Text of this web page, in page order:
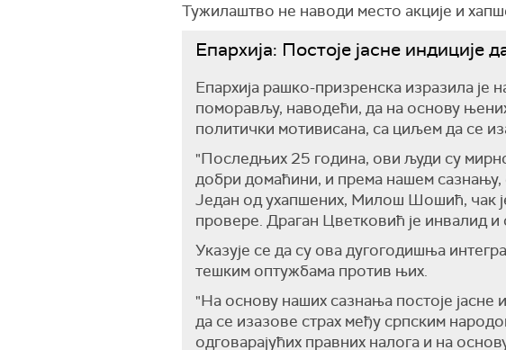
Тужилаштво не наводи место акције и
Епархија: Постоје јасне
Епархија рашко-призренска изразила
поморављу, наводећи, да на основу
политички мотивисана, са циљем да се
"Последњих 25 година, ови људи су
добри домаћини, и према нашем сазнању,
Један од ухапшених, Милош Шошић, чак
провере. Драган Цветковић је инвалид
Указује се да су ова дугогодишња
тешким оптужбама против њих.
"На основу наших сазнања постоје
да се изазове страх међу српским
одговарајућих правних налога и на